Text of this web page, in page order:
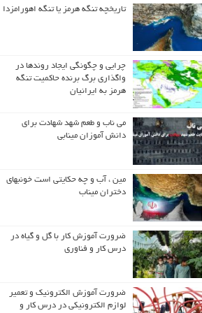
تاریخچه تنگه هرمز یا تنگه اهورامزدا
چرایی و چگونگی ایجاد روندها در
واگذاری برگ برنده حاکمیت تنگه
هرمز به ایرانیان
می ناب و طعم شهد شهادت برای
دانش آموزان مینابی
مین ، آب و چه حکایتی است خونبهای
دختران میناب
ضرورت آموزش کار با گل و گیاه در
درس کار و فناوری
ضرورت آموزش الکترونیک و تعمیر
لوازم الکترونیکی در درس کار و